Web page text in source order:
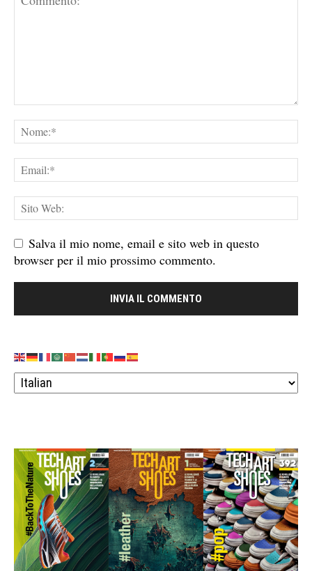
Salva il mio nome, email e sito web in questo
browser per il mio prossimo commento.